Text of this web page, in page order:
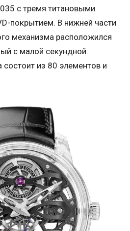
с тремя титановыми
покрытием. В нижней части
механизма расположился
с малой секундной
состоит из 80 элементов и